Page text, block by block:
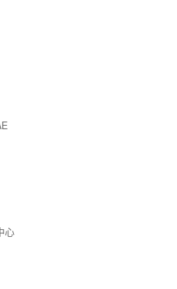
心